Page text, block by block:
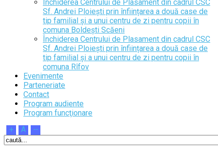
Închiderea Centrului de Plasament din cadrul CSC
Sf. Andrei Ploiești prin înființarea a două case de
tip familial și a unui centru de zi pentru copii în
comuna Boldești Scăeni
Închiderea Centrului de Plasament din cadrul CSC
Sf. Andrei Ploiești prin înființarea a două case de
tip familial și a unui centru de zi pentru copii în
comuna Rîfov
Evenimente
Parteneriate
Contact
Program audiente
Program funcţionare
+
A --